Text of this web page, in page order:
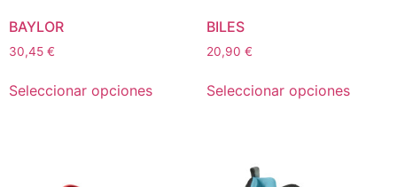
BAYLOR
30,45 €
Seleccionar opciones
BILES
20,90 €
Seleccionar opciones